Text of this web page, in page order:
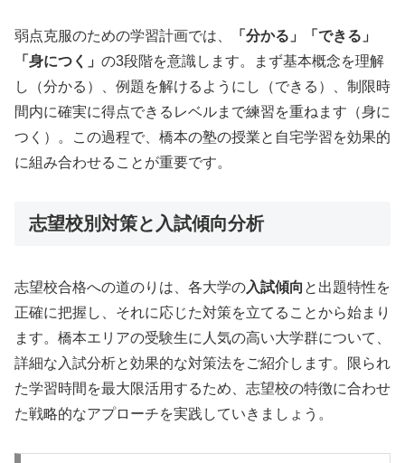
弱点克服のための学習計画では、
「分かる」「できる」
「身につく」 の3段階を意識します。まず基本概念を理解
し（分かる）、例題を解けるようにし（できる）、制限時
間内に確実に得点できるレベルまで練習を重ねます（身に
つく）。この過程で、橋本の塾の授業と自宅学習を効果的
に組み合わせることが重要です。
志望校別対策と入試傾向分析
志望校合格への道のりは、各大学の入試傾向 と出題特性を
正確に把握し、それに応じた対策を立てることから始まり
ます。橋本エリアの受験生に人気の高い大学群について、
詳細な入試分析と効果的な対策法をご紹介します。限られ
た学習時間を最大限活用するため、志望校の特徴に合わせ
た戦略的なアプローチを実践していきましょう。